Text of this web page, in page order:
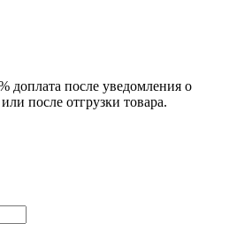
доплата после уведомления о
после отгрузки товара.